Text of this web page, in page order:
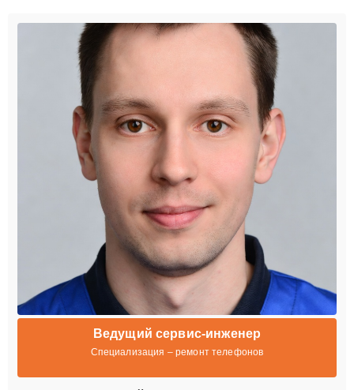
Ведущий сервис-инженер
Специализация – ремонт телефонов